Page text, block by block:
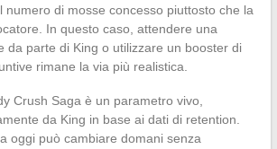
numero di mosse concesso piuttosto che la
In questo caso, attendere una
da parte di King o utilizzare un booster di
rimane la via più realistica.
Crush Saga è un parametro vivo,
da King in base ai dati di retention.
oggi può cambiare domani senza